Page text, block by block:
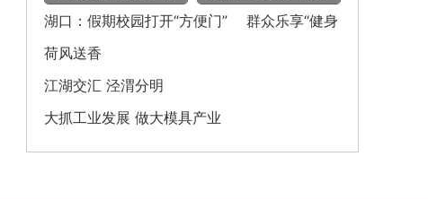
模具产业
湖口：假期校园打开“方便门” 群众乐享“健身
圈”
荷风送香
‌江湖交汇 泾渭分明‌
大抓工业发展 做大模具产业